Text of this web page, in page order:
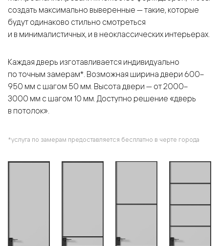
создать максимально выверенные — такие, которые
будут одинаково стильно смотреться
и в минималистичных, и в неоклассических интерьерах.
Каждая дверь изготавливается индивидуально
по точным замерам*. Возможная ширина двери 600–
950 мм с шагом 50 мм. Высота двери — от 2000–
3000 мм с шагом 10 мм. Доступно решение «дверь
в потолок».
*услуга по замерам предоставляется бесплатно в черте города